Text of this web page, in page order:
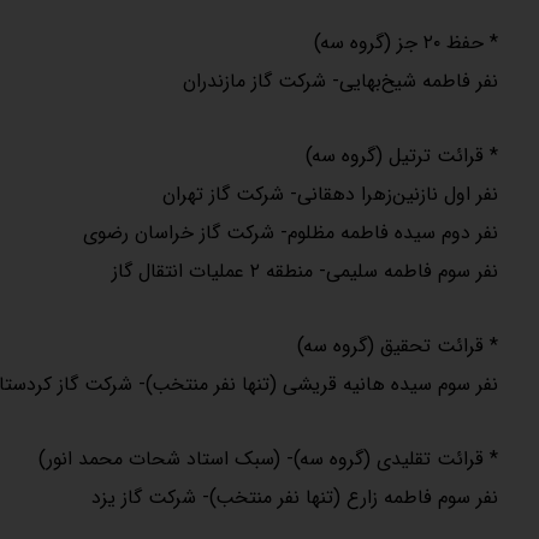
* حفظ ۲۰ جز (گروه سه)
نفر فاطمه شیخ‌بهایی- شرکت گاز مازندران
* قرائت ترتیل (گروه سه)
نفر اول نازنین‌زهرا دهقانی- شرکت گاز تهران
نفر دوم سیده فاطمه مظلوم- شرکت گاز خراسان رضوی
نفر سوم فاطمه سلیمی- منطقه ۲ عملیات انتقال گاز
* قرائت تحقیق (گروه سه)
نفر سوم سیده هانیه قریشی (تنها نفر منتخب)- شرکت گاز
* قرائت تقلیدی (گروه سه)- (سبک استاد شحات محمد انور)
نفر سوم فاطمه زارع (تنها نفر منتخب)- شرکت گاز یزد